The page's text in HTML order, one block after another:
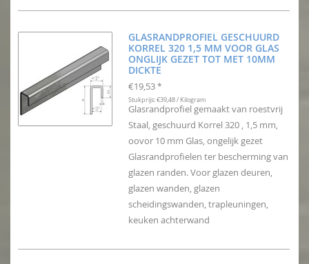
GLASRANDPROFIEL GESCHUURD
KORREL 320 1,5 MM VOOR GLAS
ONGLIJK GEZET TOT MET 10MM
DICKTE
€19,53 *
Stukprijs: €39,48 / Kilogram
Glasrandprofiel gemaakt van roestvrij
Staal, geschuurd Korrel 320 , 1,5 mm,
oovor 10 mm Glas, ongelijk gezet
Glasrandprofielen ter bescherming van
glazen randen. Voor glazen deuren,
glazen wanden, glazen
scheidingswanden, trapleuningen,
keuken achterwand